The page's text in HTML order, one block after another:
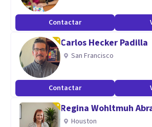
🧠MSc. Expert Neurología
Contactar
Carlos Hecker Padilla
San Francisco
Contactar
Regina Wohltmuh
Houston